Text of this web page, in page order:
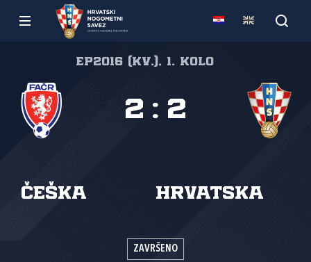
EP2016 (kv.), 1. kolo
Češka Hrvatska
2 : 2
ZAVRŠENO